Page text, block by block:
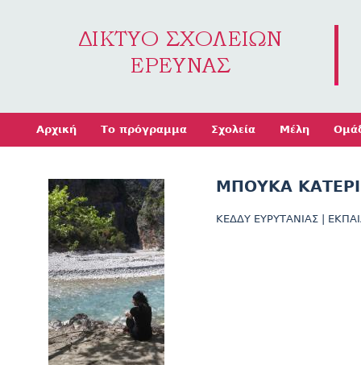
Αρχική Το πρόγραμμα Σχολεία Μέλη
ΜΠΟΥΚΑ
ΚΕΔΔΥ ΕΥΡΥΤΑΝΙΑΣ